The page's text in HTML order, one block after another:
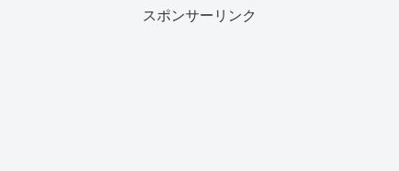
スポンサーリンク